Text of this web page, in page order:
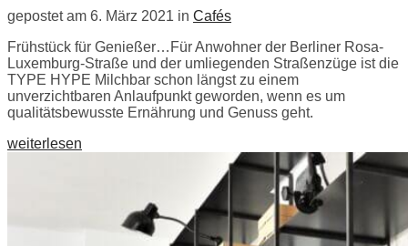
gepostet am 6. März 2021 in Cafés
Frühstück für Genießer…Für Anwohner der Berliner Rosa-
Luxemburg-Straße und der umliegenden Straßenzüge ist die
TYPE HYPE Milchbar schon längst zu einem
unverzichtbaren Anlaufpunkt geworden, wenn es um
qualitätsbewusste Ernährung und Genuss geht.
weiterlesen